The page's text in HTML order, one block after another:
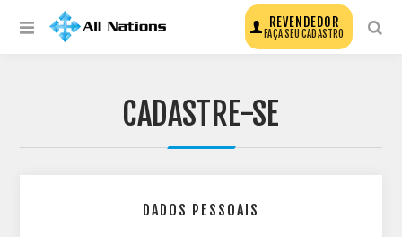
REVENDEDOR
FAÇA SEU CADASTRO
CADASTRE-SE
DADOS PESSOAIS